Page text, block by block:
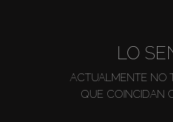
LO
ACTUALMENTE NO
QUE COINCIDAN